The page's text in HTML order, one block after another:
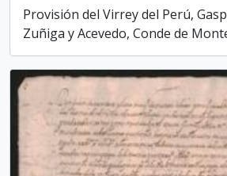
Provisión del Virrey del Perú,
Zuñiga y Acevedo, Conde de